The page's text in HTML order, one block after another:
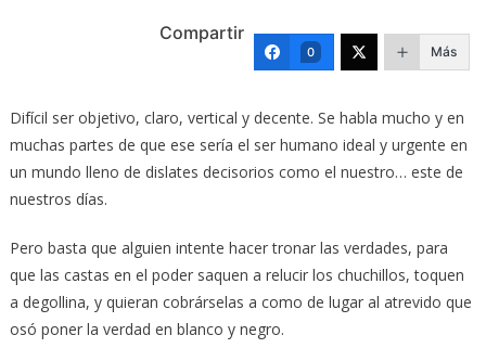
Compartir
0 Más
Difícil ser objetivo, claro, vertical y decente. Se habla mucho y en
muchas partes de que ese sería el ser humano ideal y urgente en
un mundo lleno de dislates decisorios como el nuestro… este de
nuestros días.
Pero basta que alguien intente hacer tronar las verdades, para
que las castas en el poder saquen a relucir los chuchillos, toquen
a degollina, y quieran cobrárselas a como de lugar al atrevido que
osó poner la verdad en blanco y negro.